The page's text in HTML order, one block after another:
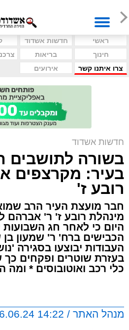
ראשי חדשות אשדוד
חינוך
בריאות
צרו איתנו קשר
אירועים
חדשות אשדוד
בשורה לתושבים
בעיר: מקרצפים
רובע ז'
חבר מועצת העיר הרב
מינהלת רובע ז' ר' אברהם
היום כי לאחר חג השבועות
הכבישים ברח' ר' שמעון
העבודות יבוצעו בסגירה
בעזרת שוטרים ופקחים
כלי רכב ואוטובוסים *
מנהל האתר / 14:22 06.06.24